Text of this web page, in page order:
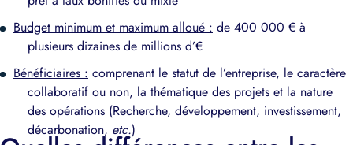
Budget minimum et maximum alloué : de 400 000 € à
plusieurs dizaines de millions d’€
Bénéficiaires : comprenant le statut de l’entreprise, le caractère
collaboratif ou non, la thématique des projets et la nature
des opérations (Recherche, développement, investissement,
décarbonation, etc.)